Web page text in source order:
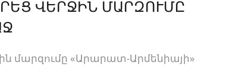
ՎԵՐՋԻՆ ՄԱՐԶՈՒՄԸ
մարզումը «Արարատ-Արմենիայի»